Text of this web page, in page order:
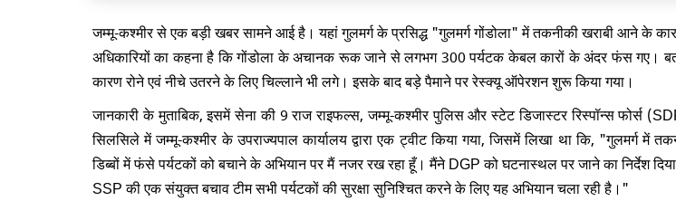
जम्मू-कश्मीर से एक बड़ी खबर सामने आई है। यहां गुलमर्ग के प्रसिद्ध "गुलमर्ग गोंडोला" में तकनीकी खराबी आने के
अधिकारियों का कहना है कि गोंडोला के अचानक रूक जाने से लगभग 300 पर्यटक केबल कारों के अंदर फंस गए।
कारण रोने एवं नीचे उतरने के लिए चिल्लाने भी लगे। इसके बाद बड़े पैमाने पर रेस्क्यू ऑपेरशन शुरू किया गया।
जानकारी के मुताबिक, इसमें सेना की 9 राज राइफल्स, जम्मू-कश्मीर पुलिस और स्टेट डिजास्टर रिस्पॉन्स फोर्स
सिलसिले में जम्मू-कश्मीर के उपराज्यपाल कार्यालय द्वारा एक ट्वीट किया गया, जिसमें लिखा था कि, "गुलमर्ग में
डिब्बों में फंसे पर्यटकों को बचाने के अभियान पर मैं नजर रख रहा हूँ। मैंने DGP को घटनास्थल पर जाने का निर्देश
SSP की एक संयुक्त बचाव टीम सभी पर्यटकों की सुरक्षा सुनिश्चित करने के लिए यह अभियान चला रही है।"
सीताराम राजू इंटरनेशनल एयरपोर्ट का किया
उद्घाटन